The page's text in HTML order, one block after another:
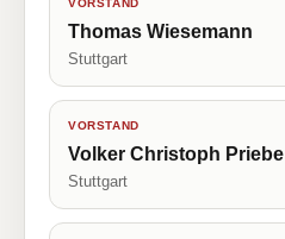
VORSTAND
Thomas Wiesemann
Stuttgart
VORSTAND
Volker Christoph Priebe
Stuttgart